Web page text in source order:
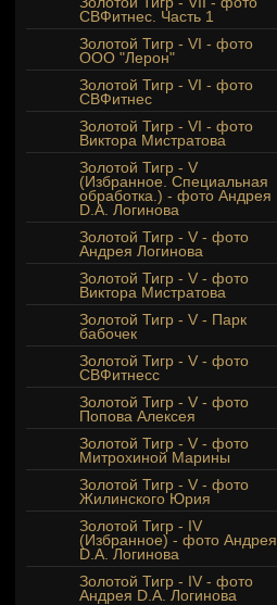
СВФитнес. Часть 1
Золотой Тигр - VI - фото
ООО "Лерон"
Золотой Тигр - VI - фото
СВФитнес
Золотой Тигр - VI - фото
Виктора Мистратова
Золотой Тигр - V
(Избранное. Специальная
обработка.) - фото Андрея
D.A. Логинова
Золотой Тигр - V - фото
Андрея Логинова
Золотой Тигр - V - фото
Виктора Мистратова
Золотой Тигр - V - Парк
бабочек
Золотой Тигр - V - фото
СВФитнесс
Золотой Тигр - V - фото
Попова Алексея
Золотой Тигр - V - фото
Митрохиной Марины
Золотой Тигр - V - фото
Жилинского Юрия
Золотой Тигр - IV
(Избранное) - фото Андрея
D.A. Логинова
Золотой Тигр - IV - фото
Андрея D.A. Логинова